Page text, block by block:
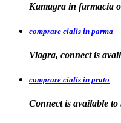
Kamagra in farmacia
comprare cialis in parma
Viagra, connect is
comprare cialis in prato
Connect is available to